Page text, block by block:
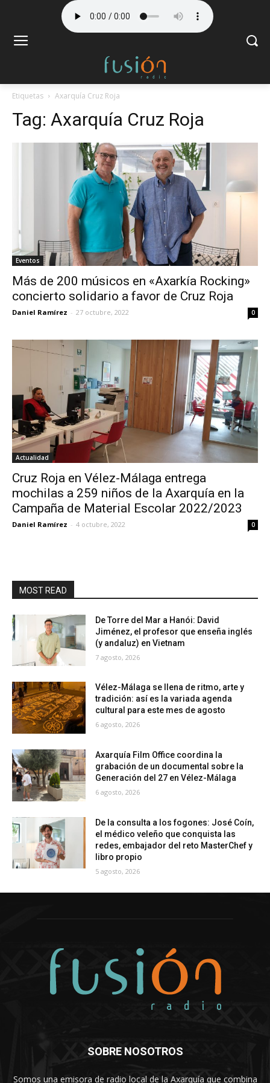
Etiquetas Axarquía Cruz Roja
Tag: Axarquía Cruz Roja
Eventos
Más de 200 músicos en «Axarkía Rocking»
concierto solidario a favor de Cruz Roja
Daniel Ramírez - 27 octubre, 2022 0
Actualidad
Cruz Roja en Vélez-Málaga entrega
mochilas a 259 niños de la Axarquía en la
Campaña de Material Escolar 2022/2023
Daniel Ramírez - 4 octubre, 2022 0
MOST READ
De Torre del Mar a Hanói: David
Jiménez, el profesor que enseña inglés
(y andaluz) en Vietnam
7 agosto, 2026
Vélez-Málaga se llena de ritmo, arte y
tradición: así es la variada agenda
cultural para este mes de agosto
6 agosto, 2026
Axarquía Film Office coordina la
grabación de un documental sobre la
Generación del 27 en Vélez-Málaga
6 agosto, 2026
De la consulta a los fogones: José Coín,
el médico veleño que conquista las
redes, embajador del reto MasterChef y
libro propio
5 agosto, 2026
SOBRE NOSOTROS
Somos una emisora de radio local de la Axarquía que combina